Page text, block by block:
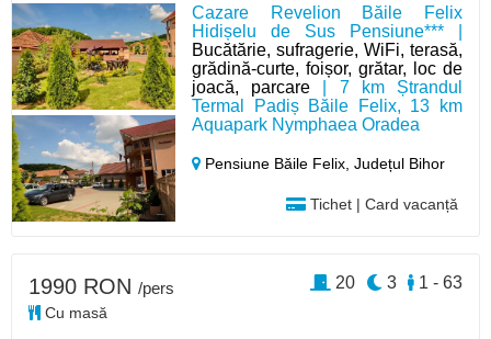
Cazare Revelion Băile Felix
Hidișelu de Sus Pensiune*** |
Bucătărie, sufragerie, WiFi, terasă,
grădină-curte, foișor, grătar, loc de
joacă, parcare | 7 km Ștrandul
Termal Padiș Băile Felix, 13 km
Aquapark Nymphaea Oradea
Pensiune Băile Felix,Județul Bihor
Tichet | Card vacanță
1990 RON /pers
Cu masă
1 - 63
3
20